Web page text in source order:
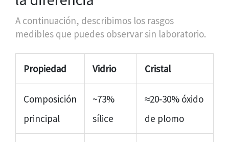
A continuación, describimos los rasgos
medibles que puedes observar sin laboratorio.
Propiedad Vidrio Cristal
Composición
principal
~73%
sílice
≈20‑30% óxido
de plomo